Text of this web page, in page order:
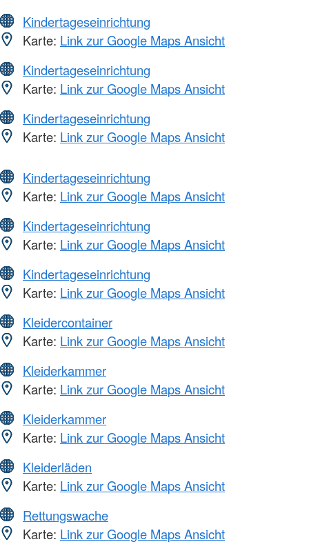
Kindertageseinrichtung
Karte: Link zur Google Maps Ansicht
Kindertageseinrichtung
Karte: Link zur Google Maps Ansicht
Kindertageseinrichtung
Karte: Link zur Google Maps Ansicht
Kindertageseinrichtung
Karte: Link zur Google Maps Ansicht
Kindertageseinrichtung
Karte: Link zur Google Maps Ansicht
Kindertageseinrichtung
Karte: Link zur Google Maps Ansicht
Kleidercontainer
Karte: Link zur Google Maps Ansicht
Kleiderkammer
Karte: Link zur Google Maps Ansicht
Kleiderkammer
Karte: Link zur Google Maps Ansicht
Kleiderläden
Karte: Link zur Google Maps Ansicht
Rettungswache
Karte: Link zur Google Maps Ansicht